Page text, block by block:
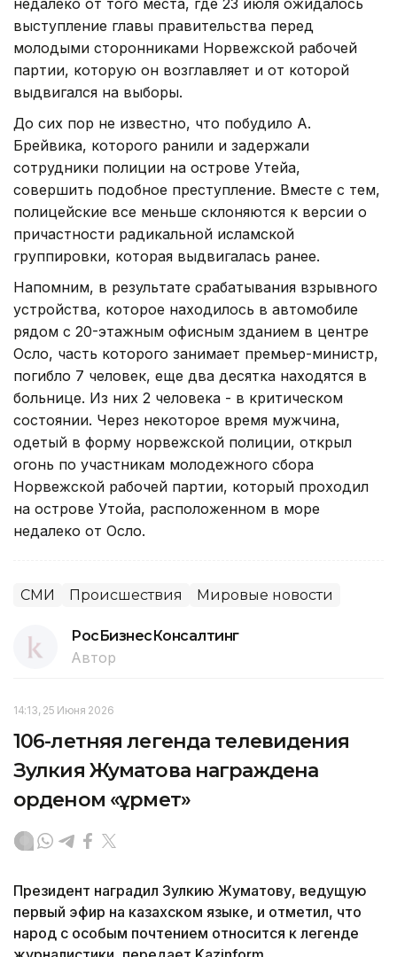
выступление главы правительства перед
молодыми сторонниками Норвежской рабочей
партии, которую он возглавляет и от которой
выдвигался на выборы.
До сих пор не известно, что побудило А.
Брейвика, которого ранили и задержали
сотрудники полиции на острове Утейа,
совершить подобное преступление. Вместе с тем,
полицейские все меньше склоняются к версии о
причастности радикальной исламской
группировки, которая выдвигалась ранее.
Напомним, в результате срабатывания взрывного
устройства, которое находилось в автомобиле
рядом с 20-этажным офисным зданием в центре
Осло, часть которого занимает премьер-министр,
погибло 7 человек, еще два десятка находятся в
больнице. Из них 2 человека - в критическом
состоянии. Через некоторое время мужчина,
одетый в форму норвежской полиции, открыл
огонь по участникам молодежного сбора
Норвежской рабочей партии, который проходил
на острове Утойа, расположенном в море
недалеко от Осло.
СМИ Происшествия Мировые новости
РосБизнесКонсалтинг
Автор
14:13, 25 Июня 2026
106-летняя легенда телевидения
Зулкия Жуматова награждена
орденом «Құрмет»
Президент наградил Зулкию Жуматову, ведущую
первый эфир на казахском языке, и отметил, что
народ с особым почтением относится к легенде